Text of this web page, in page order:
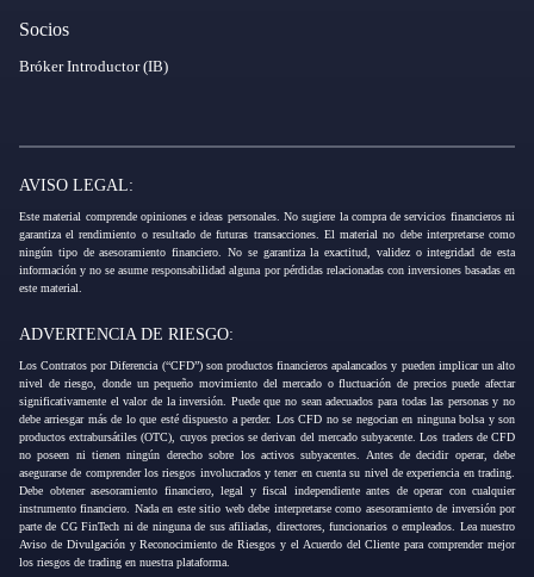
Socios
Bróker Introductor (IB)
AVISO LEGAL:
Este material comprende opiniones e ideas personales. No sugiere la compra de servicios financieros ni
garantiza el rendimiento o resultado de futuras transacciones. El material no debe interpretarse como
ningún tipo de asesoramiento financiero. No se garantiza la exactitud, validez o integridad de esta
información y no se asume responsabilidad alguna por pérdidas relacionadas con inversiones basadas en
este material.
ADVERTENCIA DE RIESGO:
Los Contratos por Diferencia (“CFD”) son productos financieros apalancados y pueden implicar un alto
nivel de riesgo, donde un pequeño movimiento del mercado o fluctuación de precios puede afectar
significativamente el valor de la inversión. Puede que no sean adecuados para todas las personas y no
debe arriesgar más de lo que esté dispuesto a perder. Los CFD no se negocian en ninguna bolsa y son
productos extrabursátiles (OTC), cuyos precios se derivan del mercado subyacente. Los traders de CFD
no poseen ni tienen ningún derecho sobre los activos subyacentes. Antes de decidir operar, debe
asegurarse de comprender los riesgos involucrados y tener en cuenta su nivel de experiencia en trading.
Debe obtener asesoramiento financiero, legal y fiscal independiente antes de operar con cualquier
instrumento financiero. Nada en este sitio web debe interpretarse como asesoramiento de inversión por
parte de CG FinTech ni de ninguna de sus afiliadas, directores, funcionarios o empleados. Lea nuestro
Aviso de Divulgación y Reconocimiento de Riesgos y el Acuerdo del Cliente para comprender mejor
los riesgos de trading en nuestra plataforma.